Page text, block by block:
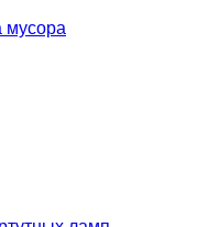
мусора